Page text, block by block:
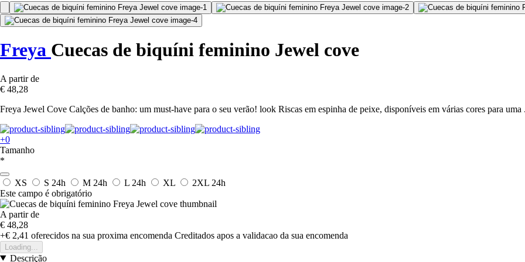
Freya Cuecas de biquíni feminino Jewel cove
A partir de
€ 48,28
Freya Jewel Cove Calções de banho: um must-have para o seu verão! look Riscas em espinha de peixe, disponíveis em várias cores para uma
+0
Tamanho
*
XS S 24h M 24h L 24h XL 2XL 24h
Este campo é obrigatório
A partir de
€ 48,28
+€ 2,41 oferecidos na sua proxima encomenda Creditados apos a validacao da sua encomenda
Loading...
Descrição